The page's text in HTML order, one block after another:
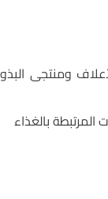
ومنتجى
بالغذاء